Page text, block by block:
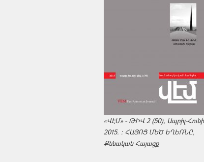
«ՎԷՄ» - ԹԻՎ 2 (50), Ապրիլ-
2015. : ՀԱՅՈՑ ՄԵԾ ԵՂԵՌՆԸ,
Քննական Հայացք